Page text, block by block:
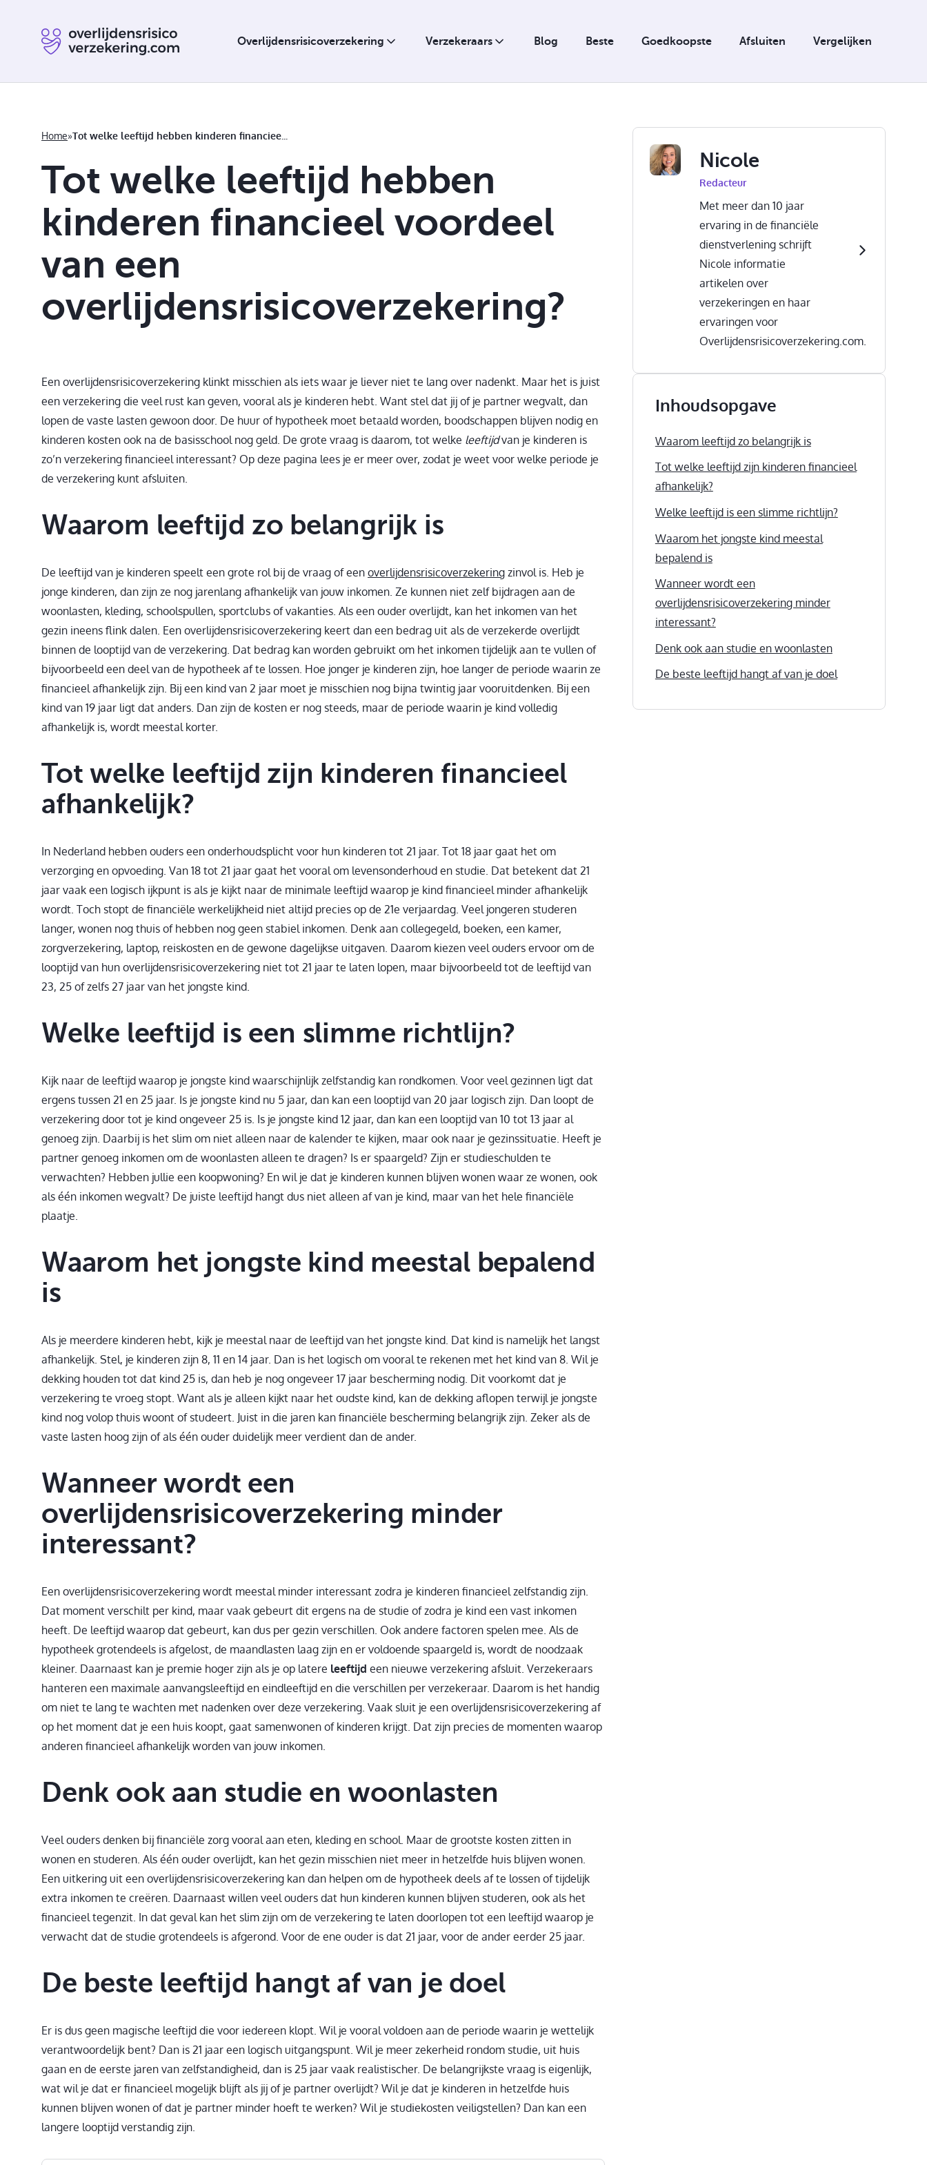
Overlijdensrisicoverzekering
Overlijdensrisicoverzekering verplicht Hypotheek
Verzekeraars Blog Beste Goedkoopste Afsluiten Vergelijken
Home»
Tot welke leeftijd hebben
kinderen financieel voordeel
van een
overlijdensrisicoverzekering?
Een overlijdensrisicoverzekering klinkt misschien als iets waar je liever niet te lang over nadenkt. Maar het is juist
een verzekering die veel rust kan geven, vooral als je kinderen hebt. Want stel dat jij of je partner wegvalt, dan
lopen de vaste lasten gewoon door. De huur of hypotheek moet betaald worden, boodschappen blijven nodig en
kinderen kosten ook na de basisschool nog geld. De grote vraag is daarom, tot welke leeftijdvan je kinderen is
zo’n verzekering financieel interessant? Op deze pagina lees je er meer over, zodat je weet voor welke periode je
de verzekering kunt afsluiten.
Waarom leeftijd zo belangrijk is
De leeftijd van je kinderen speelt een grote rol bij de vraag of een overlijdensrisicoverzekering zinvol is. Heb je
jonge kinderen, dan zijn ze nog jarenlang afhankelijk van jouw inkomen. Ze kunnen niet zelf bijdragen aan de
woonlasten, kleding, schoolspullen, sportclubs of vakanties. Als een ouder overlijdt, kan het inkomen van het
gezin ineens flink dalen. Een overlijdensrisicoverzekering keert dan een bedrag uit als de verzekerde overlijdt
binnen de looptijd van de verzekering. Dat bedrag kan worden gebruikt om het inkomen tijdelijk aan te vullen of
bijvoorbeeld een deel van de hypotheek af te lossen. Hoe jonger je kinderen zijn, hoe langer de periode waarin ze
financieel afhankelijk zijn. Bij een kind van 2 jaar moet je misschien nog bijna twintig jaar vooruitdenken. Bij een
kind van 19 jaar ligt dat anders. Dan zijn de kosten er nog steeds, maar de periode waarin je kind volledig
afhankelijk is, wordt meestal korter.
Tot welke leeftijd zijn kinderen financieel
afhankelijk?
In Nederland hebben ouders een onderhoudsplicht voor hun kinderen tot 21 jaar. Tot 18 jaar gaat het om
verzorging en opvoeding. Van 18 tot 21 jaar gaat het vooral om levensonderhoud en studie. Dat betekent dat 21
jaar vaak een logisch ijkpunt is als je kijkt naar de minimale leeftijd waarop je kind financieel minder afhankelijk
wordt. Toch stopt de financiële werkelijkheid niet altijd precies op de 21e verjaardag. Veel jongeren studeren
langer, wonen nog thuis of hebben nog geen stabiel inkomen. Denk aan collegegeld, boeken, een kamer,
zorgverzekering, laptop, reiskosten en de gewone dagelijkse uitgaven. Daarom kiezen veel ouders ervoor om de
looptijd van hun overlijdensrisicoverzekering niet tot 21 jaar te laten lopen, maar bijvoorbeeld tot de leeftijd van
23, 25 of zelfs 27 jaar van het jongste kind.
Welke leeftijd is een slimme richtlijn?
Kijk naar de leeftijd waarop je jongste kind waarschijnlijk zelfstandig kan rondkomen. Voor veel gezinnen ligt dat
ergens tussen 21 en 25 jaar. Is je jongste kind nu 5 jaar, dan kan een looptijd van 20 jaar logisch zijn. Dan loopt de
verzekering door tot je kind ongeveer 25 is. Is je jongste kind 12 jaar, dan kan een looptijd van 10 tot 13 jaar al
genoeg zijn. Daarbij is het slim om niet alleen naar de kalender te kijken, maar ook naar je gezinssituatie. Heeft je
partner genoeg inkomen om de woonlasten alleen te dragen? Is er spaargeld? Zijn er studieschulden te
verwachten? Hebben jullie een koopwoning? En wil je dat je kinderen kunnen blijven wonen waar ze wonen, ook
als één inkomen wegvalt? De juiste leeftijd hangt dus niet alleen af van je kind, maar van het hele financiële
plaatje.
Waarom het jongste kind meestal bepalend
is
Als je meerdere kinderen hebt, kijk je meestal naar de leeftijd van het jongste kind. Dat kind is namelijk het langst
afhankelijk. Stel, je kinderen zijn 8, 11 en 14 jaar. Dan is het logisch om vooral te rekenen met het kind van 8. Wil je
dekking houden tot dat kind 25 is, dan heb je nog ongeveer 17 jaar bescherming nodig. Dit voorkomt dat je
verzekering te vroeg stopt. Want als je alleen kijkt naar het oudste kind, kan de dekking aflopen terwijl je jongste
kind nog volop thuis woont of studeert. Juist in die jaren kan financiële bescherming belangrijk zijn. Zeker als de
vaste lasten hoog zijn of als één ouder duidelijk meer verdient dan de ander.
Wanneer wordt een
overlijdensrisicoverzekering minder
interessant?
Een overlijdensrisicoverzekering wordt meestal minder interessant zodra je kinderen financieel zelfstandig zijn.
Dat moment verschilt per kind, maar vaak gebeurt dit ergens na de studie of zodra je kind een vast inkomen
heeft. De leeftijd waarop dat gebeurt, kan dus per gezin verschillen. Ook andere factoren spelen mee. Als de
hypotheek grotendeels is afgelost, de maandlasten laag zijn en er voldoende spaargeld is, wordt de noodzaak
kleiner. Daarnaast kan je premie hoger zijn als je op latere leeftijd een nieuwe verzekering afsluit. Verzekeraars
hanteren een maximale aanvangsleeftijd en eindleeftijd en die verschillen per verzekeraar. Daarom is het handig
om niet te lang te wachten met nadenken over deze verzekering. Vaak sluit je een overlijdensrisicoverzekering af
op het moment dat je een huis koopt, gaat samenwonen of kinderen krijgt. Dat zijn precies de momenten waarop
anderen financieel afhankelijk worden van jouw inkomen.
Denk ook aan studie en woonlasten
Veel ouders denken bij financiële zorg vooral aan eten, kleding en school. Maar de grootste kosten zitten in
wonen en studeren. Als één ouder overlijdt, kan het gezin misschien niet meer in hetzelfde huis blijven wonen.
Een uitkering uit een overlijdensrisicoverzekering kan dan helpen om de hypotheek deels af te lossen of tijdelijk
extra inkomen te creëren. Daarnaast willen veel ouders dat hun kinderen kunnen blijven studeren, ook als het
financieel tegenzit. In dat geval kan het slim zijn om de verzekering te laten doorlopen tot een leeftijd waarop je
verwacht dat de studie grotendeels is afgerond. Voor de ene ouder is dat 21 jaar, voor de ander eerder 25 jaar.
De beste leeftijd hangt af van je doel
Er is dus geen magische leeftijd die voor iedereen klopt. Wil je vooral voldoen aan de periode waarin je wettelijk
verantwoordelijk bent? Dan is 21 jaar een logisch uitgangspunt. Wil je meer zekerheid rondom studie, uit huis
gaan en de eerste jaren van zelfstandigheid, dan is 25 jaar vaak realistischer. De belangrijkste vraag is eigenlijk,
wat wil je dat er financieel mogelijk blijft als jij of je partner overlijdt? Wil je dat je kinderen in hetzelfde huis
kunnen blijven wonen of dat je partner minder hoeft te werken? Wil je studiekosten veiligstellen? Dan kan een
langere looptijd verstandig zijn.
Nicole
Redacteur
Met meer dan 10 jaar
ervaring in de financiële
dienstverlening schrijft
Nicole informatie
artikelen over
verzekeringen en haar
ervaringen voor
Overlijdensrisicoverzekering.com.
Inhoudsopgave
Waarom leeftijd zo belangrijk is
Tot welke leeftijd zijn kinderen financieel
afhankelijk?
Welke leeftijd is een slimme richtlijn?
Waarom het jongste kind meestal
bepalend is
Wanneer wordt een
overlijdensrisicoverzekering minder
interessant?
Denk ook aan studie en woonlasten
De beste leeftijd hangt af van je doel